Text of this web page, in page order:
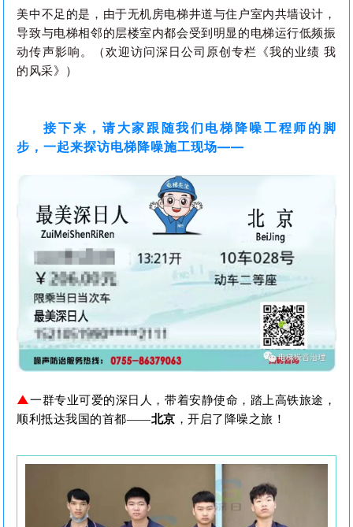
美中不足的是，由于无机房电梯井道与住户室内共墙设计，
导致与电梯相邻的层楼室内都会受到明显的电梯运行低频振
动传声影响。
（欢迎访问深日公司原创专栏《我的业绩 我
的风采》）
接下来，请大家跟随我们电梯降噪工程师的脚
步，一起来探访电梯降噪施工现场——
▲一群专业可爱的深日人，带着安静使命，踏上高铁旅途，
顺利抵达我国的首都——北京 ，开启了降噪之旅！